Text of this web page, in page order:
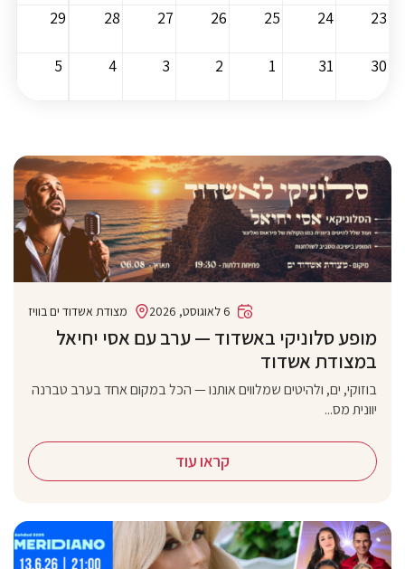
23
24
25
26
27
28
29
30
31
1
2
3
4
5
מצודת אשדוד ים בוויז 6 לאוגוסט, 2026
מופע סלוניקי באשדוד — ערב עם אסי יחיאל
במצודת אשדוד
בוזוקי, ים, ולהיטים שמלווים אותנו — הכל במקום אחד בערב טברנה
יוונית מס...
קראו עוד